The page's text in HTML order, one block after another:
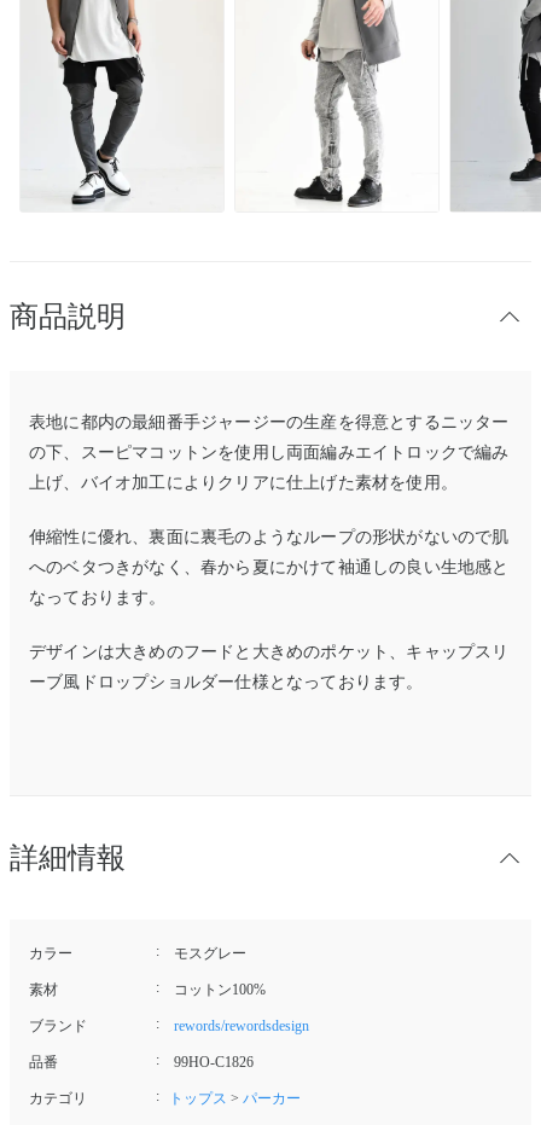
商品説明
表地に都内の最細番手ジャージーの生産を得意とするニッター
の下、スーピマコットンを使用し両面編みエイトロックで編み
上げ、バイオ加工によりクリアに仕上げた素材を使用。
伸縮性に優れ、裏面に裏毛のようなループの形状がないので肌
へのベタつきがなく、春から夏にかけて袖通しの良い生地感と
なっております。
デザインは大きめのフードと大きめのポケット、キャップスリ
ーブ風ドロップショルダー仕様となっております。
詳細情報
カラー モスグレー
素材 コットン100%
ブランド rewords/rewordsdesign
品番 99HO-C1826
カテゴリ トップス > パーカー